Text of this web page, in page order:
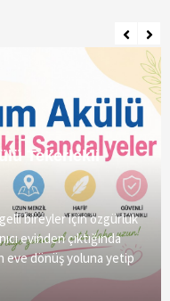
Tekerlekli
bireyler için özgürlük
evinden çıktığında
eve dönüş yoluna yetip